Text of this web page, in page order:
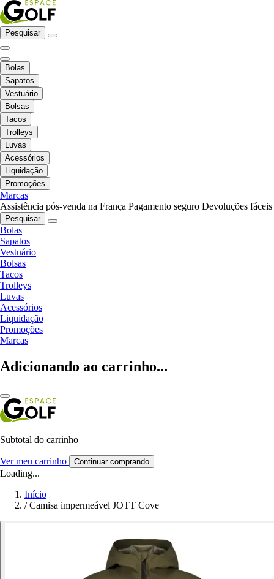
Pesquisar
Bolas
Sapatos
Vestuário
Bolsas
Tacos
Trolleys
Luvas
Acessórios
Liquidação
Promoções
Marcas
Assistência pós-venda na França Pagamento seguro Devoluções fáceis
Pesquisar
Bolas
Sapatos
Vestuário
Bolsas
Tacos
Trolleys
Luvas
Acessórios
Liquidação
Promoções
Marcas
Adicionando ao carrinho...
Subtotal do carrinho
Ver meu carrinho Continuar comprando
Loading...
Início
/ Camisa impermeável JOTT Cove